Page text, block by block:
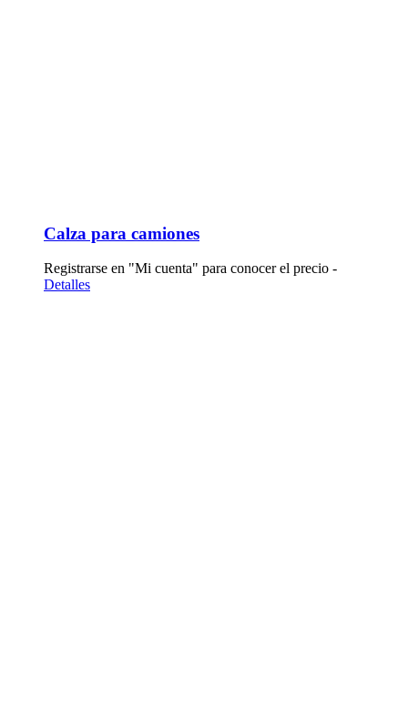
Calza para camiones
Registrarse en "Mi cuenta" para conocer el precio -
Detalles